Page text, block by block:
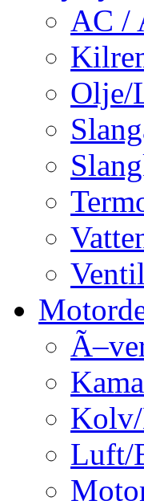
AC /
Olje/
Luft/